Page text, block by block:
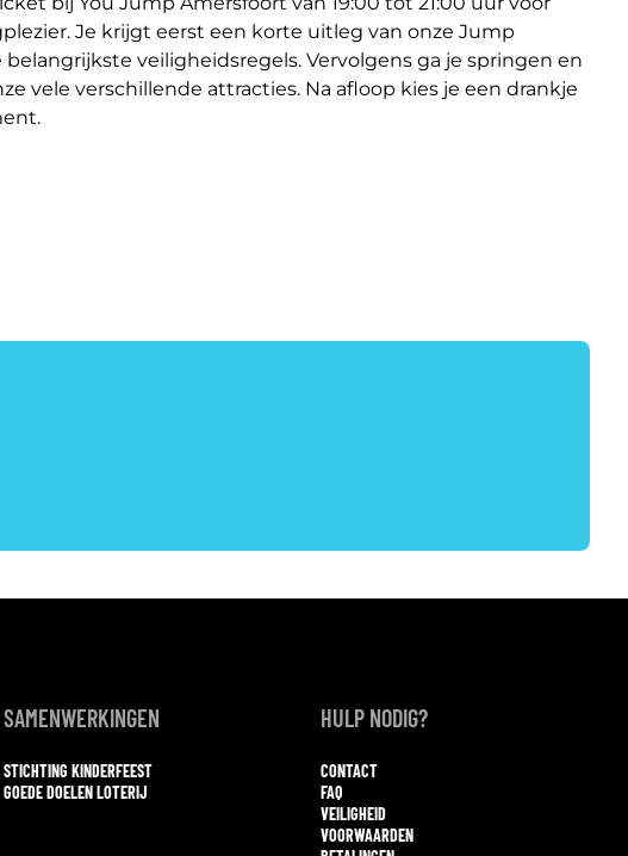
Je krijgt eerst een korte uitleg van onze Jump
belangrijkste veiligheidsregels. Vervolgens ga je springen en
vele verschillende attracties. Na afloop kies je een drankje
SAMENWERKINGEN
STICHTING KINDERFEEST
GOEDE DOELEN LOTERIJ
HULP NODIG?
CONTACT
FAQ
VEILIGHEID
VOORWAARDEN